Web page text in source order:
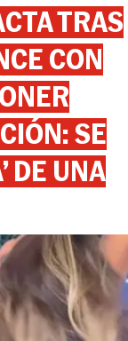
TRAS
CON
SE
DE UNA